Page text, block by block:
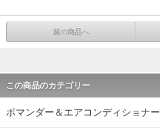
前の商品へ
この商品のカテゴリー
ポマンダー＆エアコンディショナー